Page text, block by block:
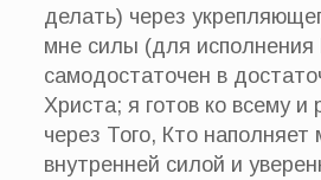
делать) через
мне силы (для
самодостаточен в
Христа; я готов ко всему и
через Того, Кто наполняет
внутренней силой и